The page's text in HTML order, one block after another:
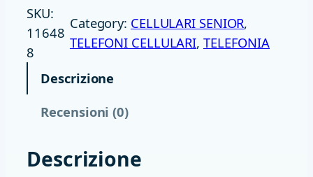
L
E
F
E
L
SKU:
11648
8
Category: CELLULARI SENIOR
TELEFONI CELLULARI, TELEFONIA
Descrizione
Recensioni (0)
Descrizione